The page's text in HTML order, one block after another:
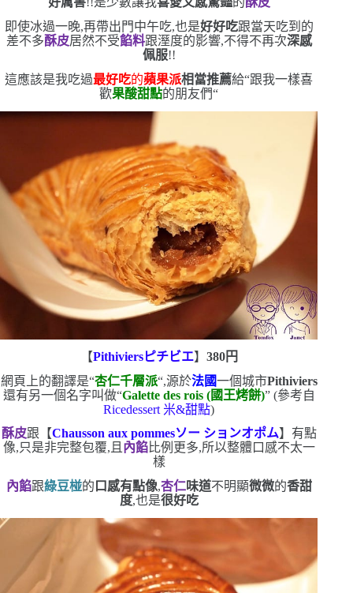
即使冰過一晚,再帶出門中午吃,也是好好吃跟當天吃到的
差不多酥皮居然不受餡料跟溼度的影響,不得不再次深感
佩服!!
這應該是我吃過最好吃的蘋果派相當推薦給“跟我一樣喜
歡果酸甜點的朋友們“
【Pithiviersピチビエ】 380円
網頁上的翻譯是“杏仁千層派“,源於法國一個城市Pithiviers
還有另一個名字叫做“Galette des rois (國王烤餅)” (參考自
Ricedessert 米&甜點)
酥皮跟【Chausson aux pommesソー ションオポム】有點
像,只是非完整包覆,且 內餡比例更多,所以整體口感不太一
樣
內餡跟綠豆椪的 口感有點像,杏仁味道不明顯微微的香甜
度,也是很好吃